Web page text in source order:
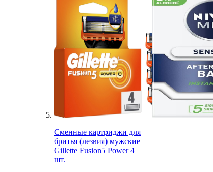
Сменные картриджи для
бритья (лезвия) мужские
Gillette Fusion5 Power 4
шт.